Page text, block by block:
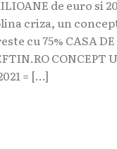
de euro si
criza, un
cu 75% CASA
CONCEPT
= […]